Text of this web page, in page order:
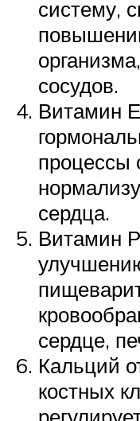
систему,
сосудов.
Витамин
процессы
сердца.
Витамин
сердце,
Кальций
костных